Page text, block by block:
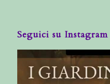
Seguici su Instagram